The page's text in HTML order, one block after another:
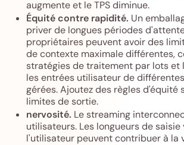
augmente et le TPS diminue.
Équité contre rapidité. Un
priver de longues périodes
propriétaires peuvent avoir des
de contexte maximale différentes,
stratégies de traitement par lots et
les entrées utilisateur de
gérées. Ajoutez des règles d'équité
limites de sortie.
nervosité. Le streaming
utilisateurs. Les longueurs de
l'utilisateur peuvent contribuer à la